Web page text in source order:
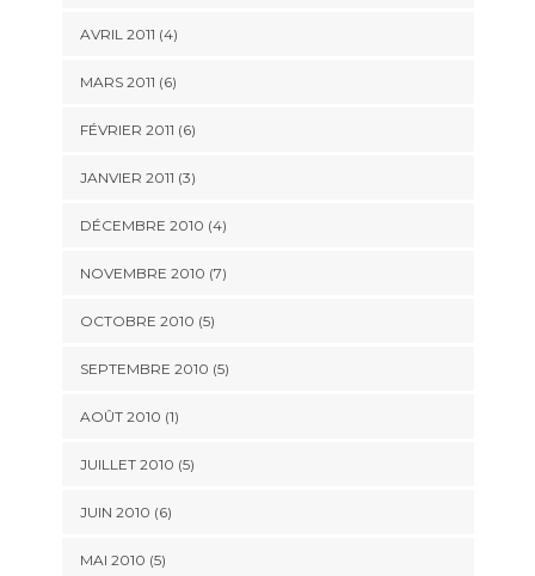
AVRIL 2011 (4)
MARS 2011 (6)
FÉVRIER 2011 (6)
JANVIER 2011 (3)
DÉCEMBRE 2010 (4)
NOVEMBRE 2010 (7)
OCTOBRE 2010 (5)
SEPTEMBRE 2010 (5)
AOÛT 2010 (1)
JUILLET 2010 (5)
JUIN 2010 (6)
MAI 2010 (5)